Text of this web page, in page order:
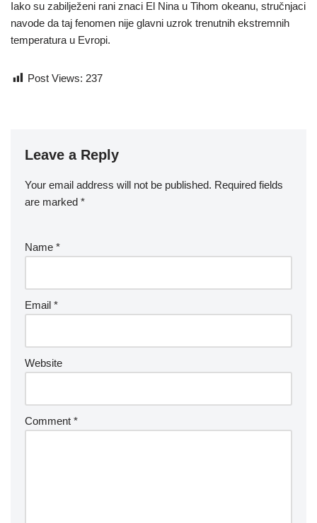
Iako su zabilježeni rani znaci El Nina u Tihom okeanu, stručnjaci
navode da taj fenomen nije glavni uzrok trenutnih ekstremnih
temperatura u Evropi.
Post Views: 237
Leave a Reply
Your email address will not be published. Required fields
are marked *
Name *
Email *
Website
Comment *